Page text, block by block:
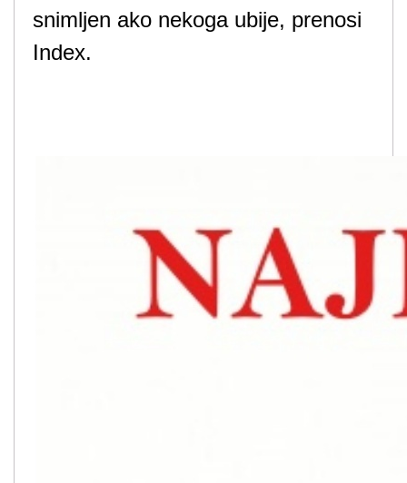
snimljen ako nekoga ubije, prenosi
Index.